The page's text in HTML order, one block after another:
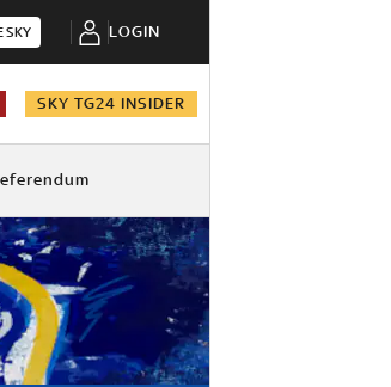
SKY LOGIN
SKY TG24 INSIDER